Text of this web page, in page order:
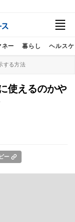
ネー 暮らし ヘルス
する方法
使えるのかや
ー